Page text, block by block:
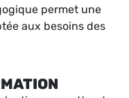
permet une
aux besoins des